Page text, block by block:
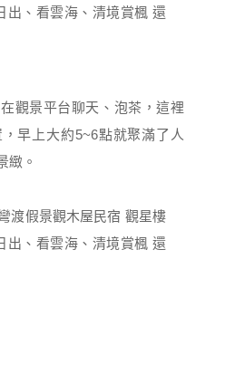
觀景平台聊天、泡茶，這裡
早上大約5~6點就聚滿了人
緻。